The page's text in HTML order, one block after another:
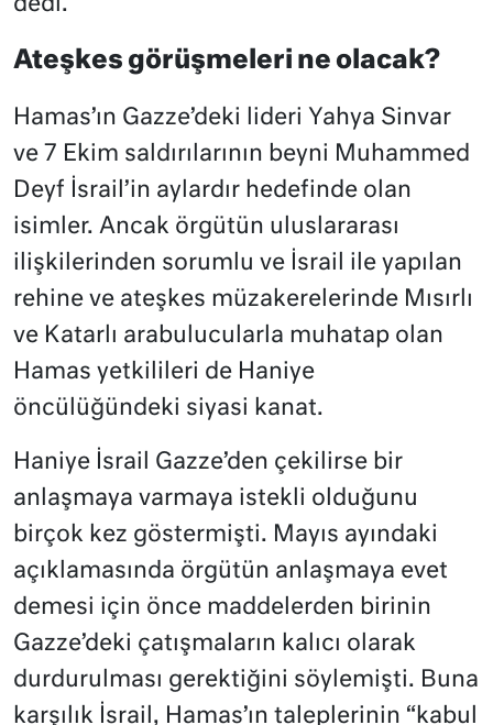
dedi.
Ateşkes görüşmeleri ne olacak?
Hamas’ın Gazze’deki lideri Yahya Sinvar
ve 7 Ekim saldırılarının beyni Muhammed
Deyf İsrail’in aylardır hedefinde olan
isimler. Ancak örgütün uluslararası
ilişkilerinden sorumlu ve İsrail ile yapılan
rehine ve ateşkes müzakerelerinde Mısırlı
ve Katarlı arabulucularla muhatap olan
Hamas yetkilileri de Haniye
öncülüğündeki siyasi kanat.
Haniye İsrail Gazze’den çekilirse bir
anlaşmaya varmaya istekli olduğunu
birçok kez göstermişti. Mayıs ayındaki
açıklamasında örgütün anlaşmaya evet
demesi için önce maddelerden birinin
Gazze’deki çatışmaların kalıcı olarak
durdurulması gerektiğini söylemişti. Buna
karşılık İsrail, Hamas’ın taleplerinin “kabul